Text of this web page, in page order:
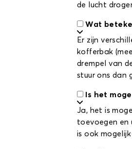
de lucht
Wat
Er zijn
kofferbak
drempel van
stuur ons dan
Is het
Ja, het is
toevoegen en
is ook